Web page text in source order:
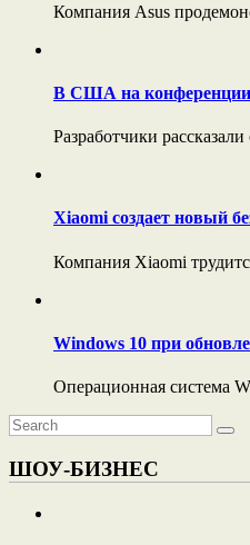
Компания Asus
В США на конференции,
Разработчики
Xiaomi создает новый
Компания Xiaomi
Windows 10 при
Операционная система
ШОУ-БИЗНЕС